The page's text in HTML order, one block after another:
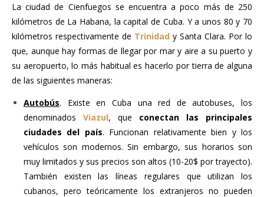
La ciudad de Cienfuegos se encuentra a poco más de 250
kilómetros de La Habana, la capital de Cuba. Y a unos 80 y 70
kilómetros respectivamente de Trinidad y Santa Clara. Por lo
que, aunque hay formas de llegar por mar y aire a su puerto y
su aeropuerto, lo más habitual es hacerlo por tierra de alguna
de las siguientes maneras:
Autobús. Existe en Cuba una red de autobuses, los
denominados Viazul, que conectan las principales
ciudades del país. Funcionan relativamente bien y los
vehículos son modernos. Sin embargo, sus horarios son
muy limitados y sus precios son altos (10-20$ por trayecto).
También existen las líneas regulares que utilizan los
cubanos, pero teóricamente los extranjeros no pueden